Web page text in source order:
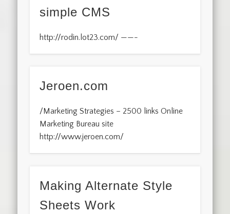
simple CMS
http://rodin.lot23.com/ ——-
Jeroen.com
/Marketing Strategies – 2500 links Online
Marketing Bureau site
http://www.jeroen.com/
Making Alternate Style
Sheets Work